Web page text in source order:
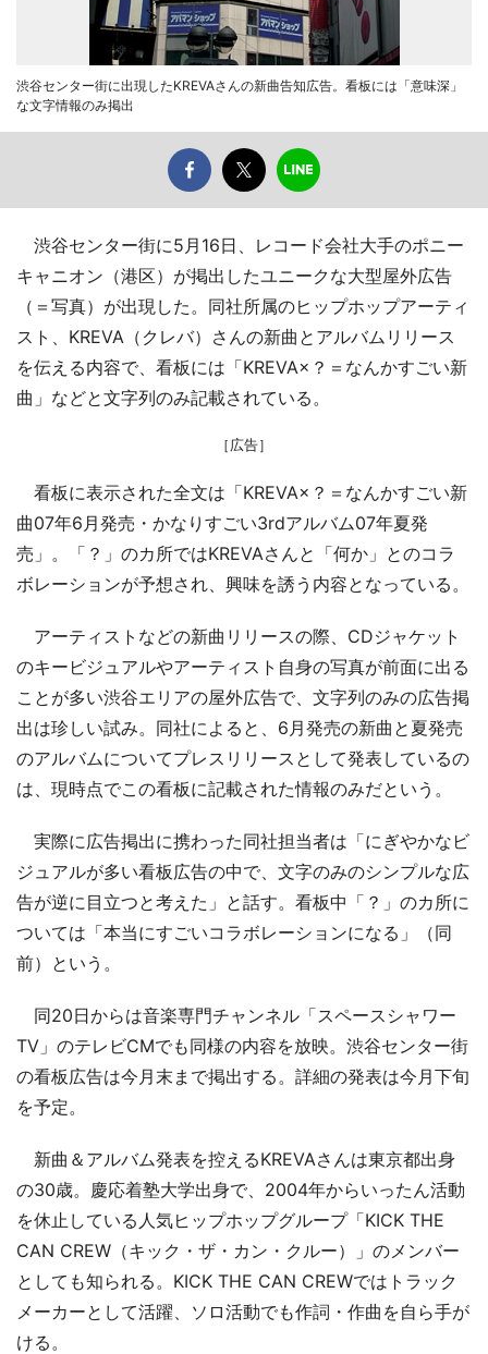
渋谷センター街に出現したKREVAさんの新曲告知広告。看板には「意味深」
な文字情報のみ掲出
渋谷センター街に5月16日、レコード会社大手のポニー
キャニオン（港区）が掲出したユニークな大型屋外広告
（＝写真）が出現した。同社所属のヒップホップアーティ
スト、KREVA（クレバ）さんの新曲とアルバムリリース
を伝える内容で、看板には「KREVA×？＝なんかすごい新
曲」などと文字列のみ記載されている。
［広告］
看板に表示された全文は「KREVA×？＝なんかすごい新
曲07年6月発売・かなりすごい3rdアルバム07年夏発
売」。「？」のカ所ではKREVAさんと「何か」とのコラ
ボレーションが予想され、興味を誘う内容となっている。
アーティストなどの新曲リリースの際、CDジャケット
のキービジュアルやアーティスト自身の写真が前面に出る
ことが多い渋谷エリアの屋外広告で、文字列のみの広告掲
出は珍しい試み。同社によると、6月発売の新曲と夏発売
のアルバムについてプレスリリースとして発表しているの
は、現時点でこの看板に記載された情報のみだという。
実際に広告掲出に携わった同社担当者は「にぎやかなビ
ジュアルが多い看板広告の中で、文字のみのシンプルな広
告が逆に目立つと考えた」と話す。看板中「？」のカ所に
ついては「本当にすごいコラボレーションになる」（同
前）という。
同20日からは音楽専門チャンネル「スペースシャワー
TV」のテレビCMでも同様の内容を放映。渋谷センター街
の看板広告は今月末まで掲出する。詳細の発表は今月下旬
を予定。
新曲＆アルバム発表を控えるKREVAさんは東京都出身
の30歳。慶応着塾大学出身で、2004年からいったん活動
を休止している人気ヒップホップグループ「KICK THE
CAN CREW（キック・ザ・カン・クルー）」のメンバー
としても知られる。KICK THE CAN CREWではトラック
メーカーとして活躍、ソロ活動でも作詞・作曲を自ら手が
ける。